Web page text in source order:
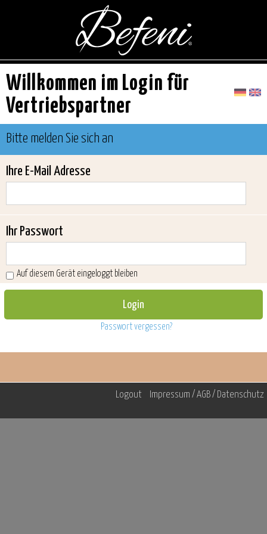
Willkommen im Login für
Vertriebspartner
Bitte melden Sie sich an
Ihre E-Mail Adresse
Ihr Passwort
Auf diesem Gerät eingeloggt bleiben
Passwort vergessen?
Logout Impressum / AGB / Datenschutz